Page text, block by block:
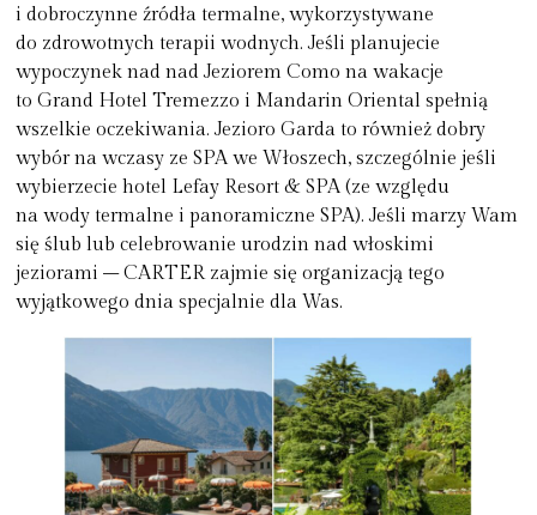
i dobroczynne źródła termalne, wykorzystywane
do zdrowotnych terapii wodnych. Jeśli planujecie
wypoczynek nad nad Jeziorem Como na wakacje
to Grand Hotel Tremezzo i Mandarin Oriental spełnią
wszelkie oczekiwania. Jezioro Garda to również dobry
wybór na wczasy ze SPA we Włoszech, szczególnie jeśli
wybierzecie hotel Lefay Resort & SPA (ze względu
na wody termalne i panoramiczne SPA). Jeśli marzy Wam
się ślub lub celebrowanie urodzin nad włoskimi
jeziorami – CARTER zajmie się organizacją tego
wyjątkowego dnia specjalnie dla Was.